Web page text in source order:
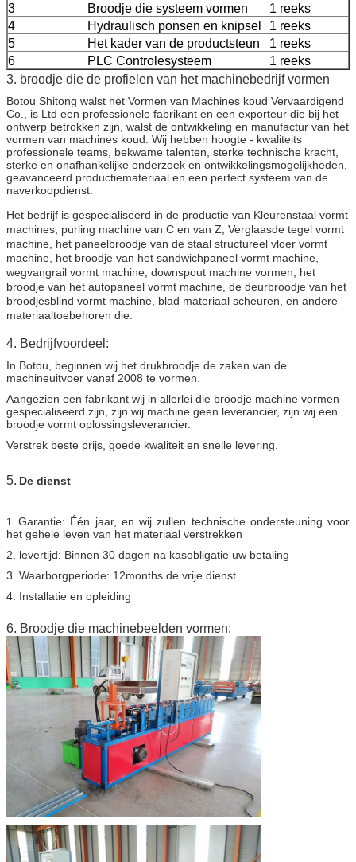
3 Broodje die systeem vormen
1 reeks
4
Hydraulisch ponsen en knipsel
1 reeks
5
Het kader van de productsteun
1 reeks
6
PLC Controlesysteem
1 reeks
3. broodje die de profielen van het machinebedrijf vormen
Botou Shitong walst het Vormen van Machines koud Vervaardigend
Co., is Ltd een professionele fabrikant en een exporteur die bij het
ontwerp betrokken zijn, walst de ontwikkeling en manufactur van het
vormen van machines koud. Wij hebben hoogte - kwaliteits
professionele teams, bekwame talenten, sterke technische kracht,
sterke en onafhankelijke onderzoek en ontwikkelingsmogelijkheden,
geavanceerd productiemateriaal en een perfect systeem van de
naverkoopdienst.
Het bedrijf is gespecialiseerd in de productie van Kleurenstaal vormt
machines, purling machine van C en van Z, Verglaasde tegel vormt
machine, het paneelbroodje van de staal structureel vloer vormt
machine, het broodje van het sandwichpaneel vormt machine,
wegvangrail vormt machine, downspout machine vormen, het
broodje van het autopaneel vormt machine, de deurbroodje van het
broodjesblind vormt machine, blad materiaal scheuren, en andere
materiaaltoebehoren die.
4. Bedrijfvoordeel:
In Botou, beginnen wij het drukbroodje de zaken van de
machineuitvoer vanaf 2008 te vormen.
Aangezien een fabrikant wij in allerlei die broodje machine vormen
gespecialiseerd zijn, zijn wij machine geen leverancier, zijn wij een
broodje vormt oplossingsleverancier.
Verstrek beste prijs, goede kwaliteit en snelle levering.
5. De dienst
1.Garantie: Één jaar, en wij zullen technische ondersteuning voor
het gehele leven van het materiaal verstrekken
2. levertijd: Binnen 30 dagen na kasobligatie uw betaling
3. Waarborgperiode: 12months de vrije dienst
4. Installatie en opleiding
6. Broodje die machinebeelden vormen: